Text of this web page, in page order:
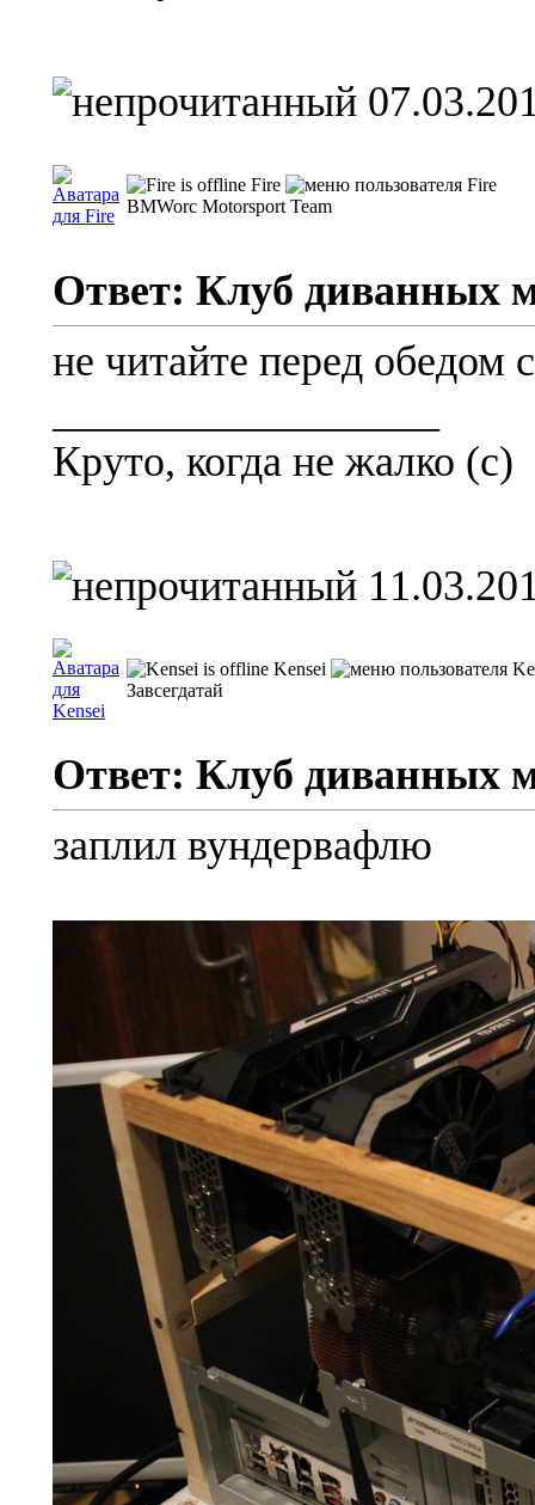
Fire
BMWorc Motorsport Team
Ответ: Клуб диванных
не читайте перед обедом
Круто, когда не жалко (с)
Kensei
Завсегдатай
Ответ: Клуб диванных
заплил вундервафлю